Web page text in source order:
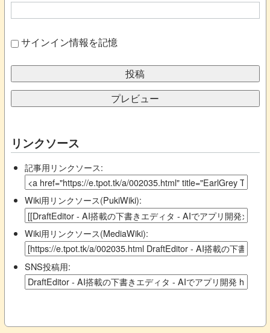
サインイン情報を記憶
リンクソース
記事用リンクソース:
Wiki用リンクソース(PukiWiki):
Wiki用リンクソース(MediaWiki):
SNS投稿用: